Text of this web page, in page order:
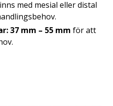
med mesial eller distal
37 mm – 55 mm för att